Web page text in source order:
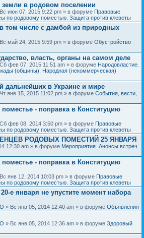
в родовом поселении
июн 07, 2015 9:22 pm » в форуме Правовые
по родовому поместью. Защита против клеветы
том числе с дамбой из природных
май 24, 2015 9:59 pm » в форуме Обустройство
власть, органы на самом деле
фев 07, 2015 11:51 am » в форуме Народовластие.
(общины). Народная (некоммерческая)
дальнейших в Украине и мире
янв 15, 2015 11:02 pm » в форуме События, вести,
- поправка в Конституцию
фев 08, 2014 3:50 pm » в форуме Правовые
по родовому поместью. Защита против клеветы
РОДОВЫХ ПОМЕСТИЙ 25 ЯНВАРЯ
12:30 am » в форуме Мероприятия. Анонсы встреч.
- поправка в Конституцию
янв 12, 2014 10:03 pm » в форуме Правовые
по родовому поместью. Защита против клеветы
е января не упустите момент набора
» Вс янв 05, 2014 12:40 am » в форуме Объявления
» Вс янв 05, 2014 12:36 am » в форуме Здоровый